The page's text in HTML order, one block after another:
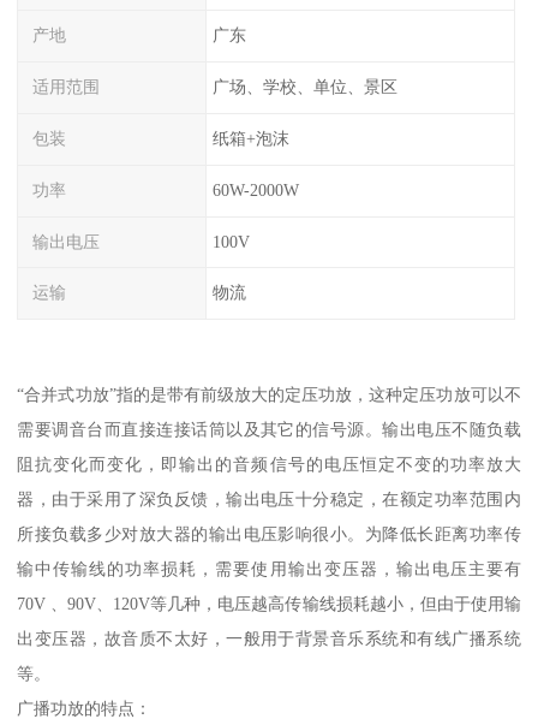
产地 广东
适用范围 广场、学校、单位、景区
包装 纸箱+泡沫
功率 60W-2000W
输出电压 100V
运输 物流
“合并式功放”指的是带有前级放大的定压功放，这种定压功放可以不
需要调音台而直接连接话筒以及其它的信号源。输出电压不随负载
阻抗变化而变化，即输出的音频信号的电压恒定不变的功率放大
器，由于采用了深负反馈，输出电压十分稳定，在额定功率范围内
所接负载多少对放大器的输出电压影响很小。为降低长距离功率传
输中传输线的功率损耗，需要使用输出变压器，输出电压主要有
70V 、90V、120V等几种，电压越高传输线损耗越小，但由于使用输
出变压器，故音质不太好，一般用于背景音乐系统和有线广播系统
等。
广播功放的特点：